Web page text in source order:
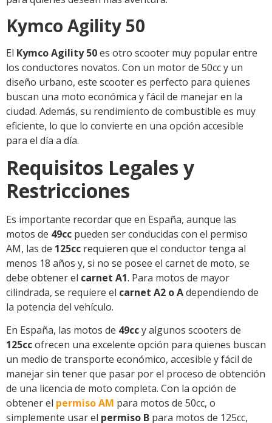
Kymco Agility 50
El Kymco Agility 50es otro scooter muy popular entre
los conductores novatos. Con un motor de 50cc y un
diseño urbano, este scooter es perfecto para quienes
buscan una moto económica y fácil de manejar en la
ciudad. Además, su rendimiento de combustible es muy
eficiente, lo que lo convierte en una opción accesible
para el día a día.
Requisitos Legales y
Restricciones
Es importante recordar que en España, aunque las
motos de 49cc pueden ser conducidas con el permiso
AM, las de 125cc requieren que el conductor tenga al
menos 18 años y, si no se posee el carnet de moto, se
debe obtener el carnet A1. Para motos de mayor
cilindrada, se requiere el carnet A2 o Adependiendo de
la potencia del vehículo.
En España, las motos de 49ccy algunos scooters de
125ccofrecen una excelente opción para quienes buscan
un medio de transporte económico, accesible y fácil de
manejar sin tener que pasar por el proceso de obtención
de una licencia de moto completa. Con la opción de
obtener el permiso AM para motos de 50cc, o
simplemente usar el permiso B para motos de 125cc,